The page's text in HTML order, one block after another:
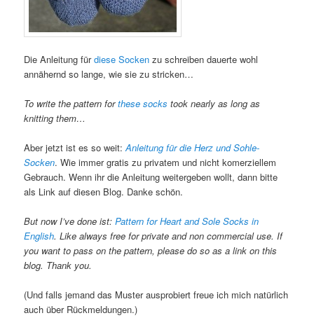
Die Anleitung fürdiese Socken zu schreiben dauerte wohl
annähernd so lange, wie sie zu stricken…
To write the pattern forthese socks took nearly as long as
knitting them…
Aber jetzt ist es so weit:Anleitung für die Herz und Sohle-
Socken. Wie immer gratis zu privatem und nicht komerziellem
Gebrauch. Wenn ihr die Anleitung weitergeben wollt, dann bitte
als Link auf diesen Blog. Danke schön.
But now I’ve done ist:Pattern for Heart and Sole Socks in
English. Like always free for private and non commercial use. If
you want to pass on the pattern, please do so as a link on this
blog. Thank you.
(Und falls jemand das Muster ausprobiert freue ich mich natürlich
auch über Rückmeldungen.)